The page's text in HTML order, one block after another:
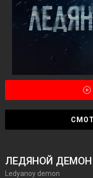
ЛЕДЯНОЙ ДЕМОН
Ledyanoy demon